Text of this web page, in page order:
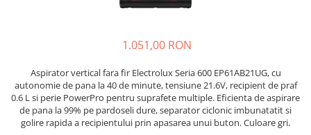
si Uscatoare
Accesorii Electrocasnice Mici
Filtre Purificatoare Aer
1.051,00 RON
Aspirator vertical fara fir Electrolux Seria 600 EP61AB21UG, cu
autonomie de pana la 40 de minute, tensiune 21.6V, recipient de praf
0.6 L si perie PowerPro pentru suprafete multiple. Eficienta de aspirare
de pana la 99% pe pardoseli dure, separator ciclonic imbunatatit si
golire rapida a recipientului prin apasarea unui buton. Culoare gri.